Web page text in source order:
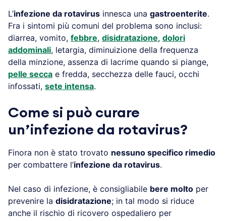
L’infezione da rotavirus innesca una gastroenterite.
Fra i sintomi più comuni del problema sono inclusi:
diarrea, vomito, febbre, disidratazione, dolori
addominali, letargia, diminuizione della frequenza
della minzione, assenza di lacrime quando si piange,
pelle secca e fredda, secchezza delle fauci, occhi
infossati, sete intensa.
Come si può curare
un’infezione da rotavirus?
Finora non è stato trovato nessuno specifico rimedio
per combattere l’infezione da rotavirus.
Nel caso di infezione, è consigliabile bere molto per
prevenire la disidratazione; in tal modo si riduce
anche il rischio di ricovero ospedaliero per